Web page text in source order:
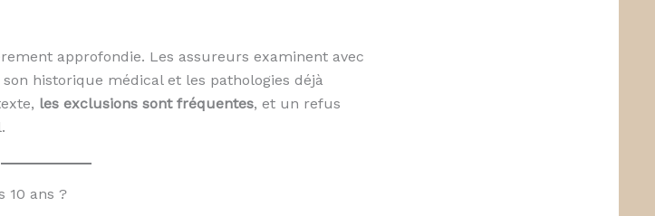
approfondie. Les assureurs examinent avec
historique médical et les pathologies déjà
les exclusions sont fréquentes, et un refus
10 ans ?